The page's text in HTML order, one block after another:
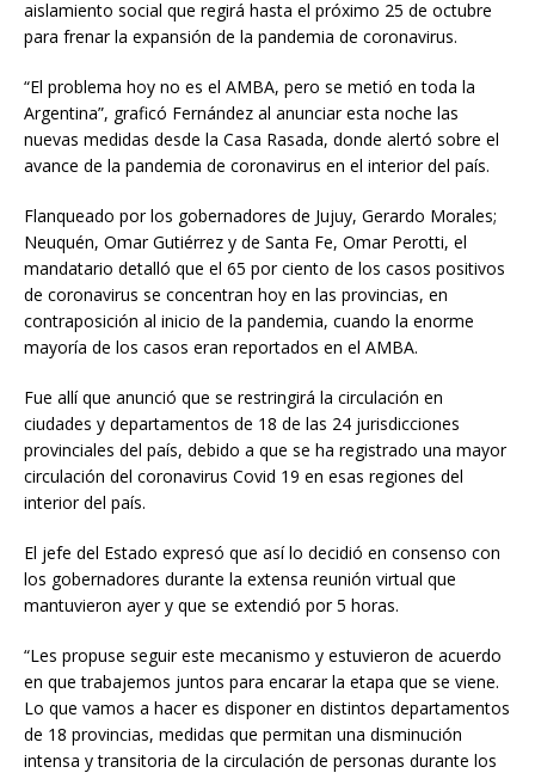
aislamiento social que regirá hasta el próximo 25 de octubre
para frenar la expansión de la pandemia de coronavirus.
“El problema hoy no es el AMBA, pero se metió en toda la
Argentina”, graficó Fernández al anunciar esta noche las
nuevas medidas desde la Casa Rasada, donde alertó sobre el
avance de la pandemia de coronavirus en el interior del país.
Flanqueado por los gobernadores de Jujuy, Gerardo Morales;
Neuquén, Omar Gutiérrez y de Santa Fe, Omar Perotti, el
mandatario detalló que el 65 por ciento de los casos positivos
de coronavirus se concentran hoy en las provincias, en
contraposición al inicio de la pandemia, cuando la enorme
mayoría de los casos eran reportados en el AMBA.
Fue allí que anunció que se restringirá la circulación en
ciudades y departamentos de 18 de las 24 jurisdicciones
provinciales del país, debido a que se ha registrado una mayor
circulación del coronavirus Covid 19 en esas regiones del
interior del país.
El jefe del Estado expresó que así lo decidió en consenso con
los gobernadores durante la extensa reunión virtual que
mantuvieron ayer y que se extendió por 5 horas.
“Les propuse seguir este mecanismo y estuvieron de acuerdo
en que trabajemos juntos para encarar la etapa que se viene.
Lo que vamos a hacer es disponer en distintos departamentos
de 18 provincias, medidas que permitan una disminución
intensa y transitoria de la circulación de personas durante los